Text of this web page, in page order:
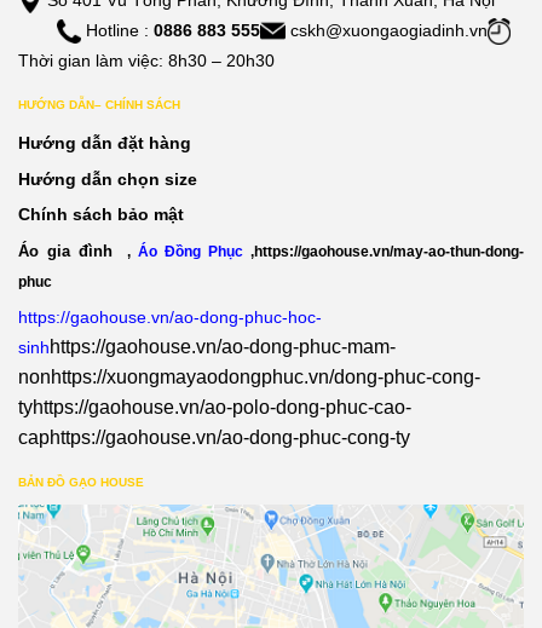
Hotline : 0886 883 555
cskh@xuongaogiadinh.vn
Thời gian làm việc: 8h30 – 20h30
HƯỚNG DẪN– CHÍNH SÁCH
Hướng dẫn đặt hàng
Hướng dẫn chọn size
Chính sách bảo mật
Áo gia đình , Áo Đồng Phục ,https://gaohouse.vn/may-ao-thun-dong-
phuc
https://gaohouse.vn/ao-dong-phuc-hoc-
sinhhttps://gaohouse.vn/ao-dong-phuc-mam-
nonhttps://xuongmayaodongphuc.vn/dong-phuc-cong-
tyhttps://gaohouse.vn/ao-polo-dong-phuc-cao-
caphttps://gaohouse.vn/ao-dong-phuc-cong-ty
BẢN ĐỒ GẠO HOUSE